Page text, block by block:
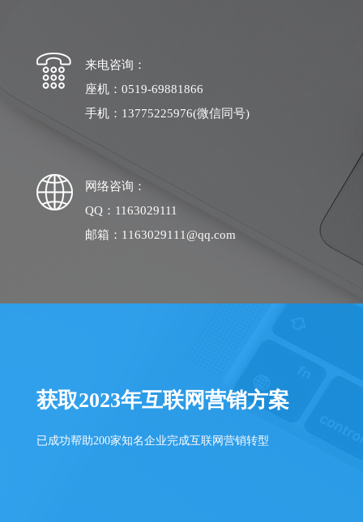
来电咨询：
座机：0519-69881866
手机：13775225976(微信同号)
网络咨询：
QQ：1163029111
邮箱：1163029111@qq.com
获取2023年互联网营销方案
已成功帮助200家知名企业完成互联网营销转型